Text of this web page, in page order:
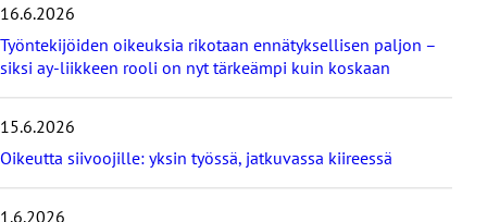
t
b
o
g
i
16.6.2026
Työntekijöiden oikeuksia rikotaan ennätyksellisen paljon –
siksi ay-liikkeen rooli on nyt tärkeämpi kuin koskaan
15.6.2026
Oikeutta siivoojille: yksin työssä, jatkuvassa kiireessä
1.6.2026